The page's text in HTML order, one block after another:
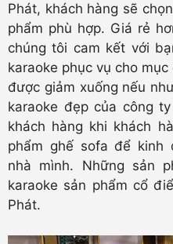
Phát, khách hàng sẽ
phẩm phù hợp. Giá rẻ
chúng tôi cam kết với
karaoke phục vụ cho
được giảm xuống nếu
karaoke đẹp của công
khách hàng khi khách
phẩm ghế sofa để kinh
nhà mình. Những sản
karaoke sản phẩm cổ
Phát.